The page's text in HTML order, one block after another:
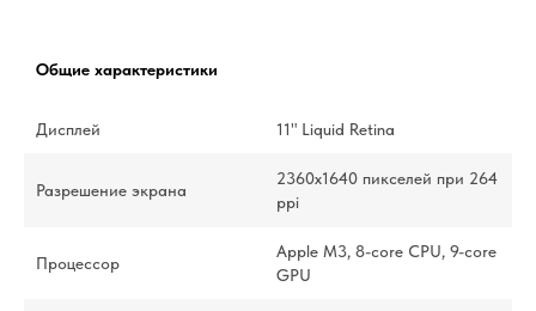
Общие характеристики
Дисплей 11" Liquid Retina
Разрешение экрана
2360x1640 пикселей при 264
ppi
Процессор
Apple M3, 8-core CPU, 9-core
GPU